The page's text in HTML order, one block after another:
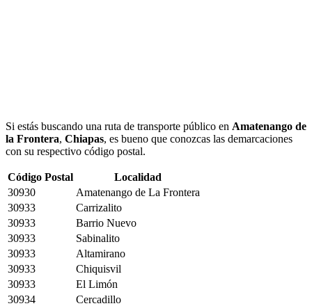
Si estás buscando una ruta de transporte público en Amatenango de
la Frontera, Chiapas, es bueno que conozcas las demarcaciones
con su respectivo código postal.
Código Postal
Localidad
30930
Amatenango de La Frontera
30933
Carrizalito
30933
Barrio Nuevo
30933
Sabinalito
30933
Altamirano
30933
Chiquisvil
30933
El Limón
30934
Cercadillo